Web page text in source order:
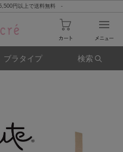
円以上で送料無料 -
ブラタイプ 検索